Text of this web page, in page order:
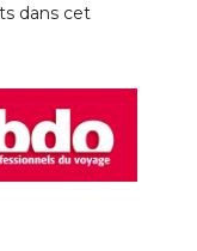
dans cet